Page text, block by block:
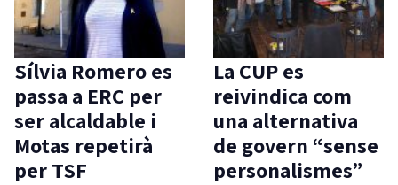
Sílvia Romero es
passa a ERC per
ser alcaldable i
Motas repetirà
per TSF
La CUP es
reivindica com
una alternativa
de govern “sense
personalismes”